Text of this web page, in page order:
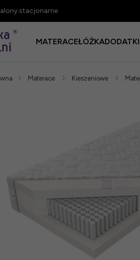
stacjonarne
MATERACEŁÓŻKADODATKI
Materace Kieszeniowe